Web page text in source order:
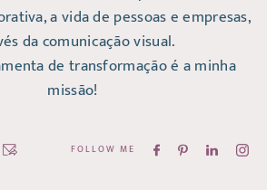
a vida de pessoas e empresas,
da comunicação visual.
de transformação é a minha
missão!
FOLLOW ME